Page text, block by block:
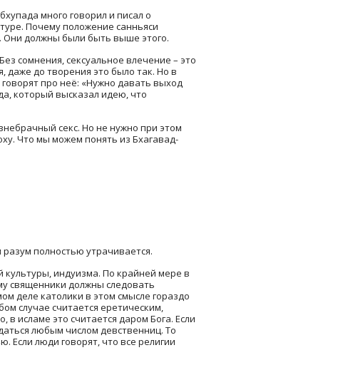
много говорил и писал о
Почему положение санньяси
Они должны были быть выше этого.
сомнения, сексуальное влечение – это
даже до творения это было так. Но в
про неё: «Нужно давать выход
который высказал идею, что
секс. Но не нужно при этом
Что мы можем понять из Бхагавад-
полностью утрачивается.
культуры, индуизма. По крайней мере в
священники должны следовать
деле католики в этом смысле гораздо
случае считается еретическим,
исламе это считается даром Бога. Если
любым числом девственниц. То
Если люди говорят, что все религии